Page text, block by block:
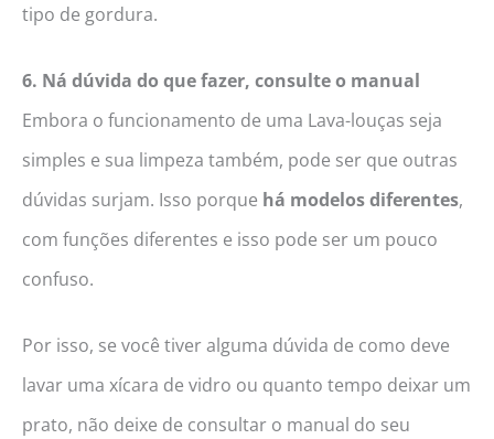
tipo de gordura.
6. Ná dúvida do que fazer, consulte o manual
Embora o funcionamento de uma Lava-louças seja
simples e sua limpeza também, pode ser que outras
dúvidas surjam. Isso porque há modelos diferentes,
com funções diferentes e isso pode ser um pouco
confuso.
Por isso, se você tiver alguma dúvida de como deve
lavar uma xícara de vidro ou quanto tempo deixar um
prato, não deixe de consultar o manual do seu